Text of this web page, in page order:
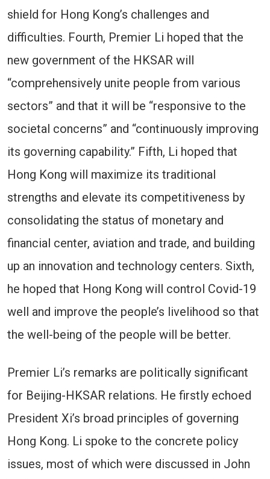
shield for Hong Kong’s challenges and
difficulties. Fourth, Premier Li hoped that the
new government of the HKSAR will
“comprehensively unite people from various
sectors” and that it will be “responsive to the
societal concerns” and “continuously improving
its governing capability.” Fifth, Li hoped that
Hong Kong will maximize its traditional
strengths and elevate its competitiveness by
consolidating the status of monetary and
financial center, aviation and trade, and building
up an innovation and technology centers. Sixth,
he hoped that Hong Kong will control Covid-19
well and improve the people’s livelihood so that
the well-being of the people will be better.
Premier Li’s remarks are politically significant
for Beijing-HKSAR relations. He firstly echoed
President Xi’s broad principles of governing
Hong Kong. Li spoke to the concrete policy
issues, most of which were discussed in John